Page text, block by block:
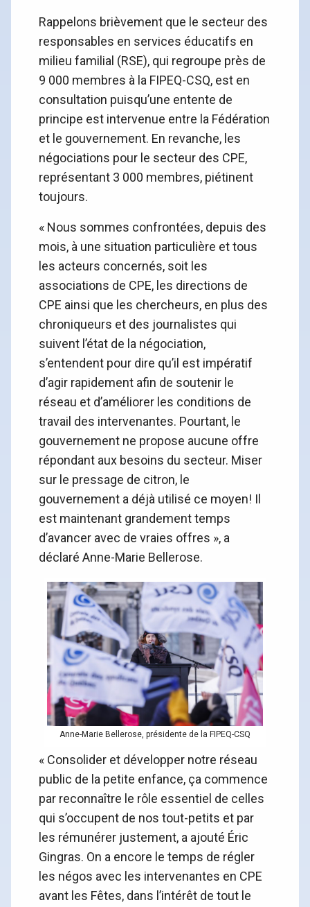
Rappelons brièvement que le secteur des
responsables en services éducatifs en
milieu familial (RSE), qui regroupe près de
9 000 membres à la FIPEQ-CSQ, est en
consultation puisqu’une entente de
principe est intervenue entre la Fédération
et le gouvernement. En revanche, les
négociations pour le secteur des CPE,
représentant 3 000 membres, piétinent
toujours.
« Nous sommes confrontées, depuis des
mois, à une situation particulière et tous
les acteurs concernés, soit les
associations de CPE, les directions de
CPE ainsi que les chercheurs, en plus des
chroniqueurs et des journalistes qui
suivent l’état de la négociation,
s’entendent pour dire qu’il est impératif
d’agir rapidement afin de soutenir le
réseau et d’améliorer les conditions de
travail des intervenantes. Pourtant, le
gouvernement ne propose aucune offre
répondant aux besoins du secteur. Miser
sur le pressage de citron, le
gouvernement a déjà utilisé ce moyen! Il
est maintenant grandement temps
d’avancer avec de vraies offres », a
déclaré Anne-Marie Bellerose.
Anne-Marie Bellerose, présidente de la FIPEQ-CSQ
« Consolider et développer notre réseau
public de la petite enfance, ça commence
par reconnaître le rôle essentiel de celles
qui s’occupent de nos tout-petits et par
les rémunérer justement, a ajouté Éric
Gingras. On a encore le temps de régler
les négos avec les intervenantes en CPE
avant les Fêtes, dans l’intérêt de tout le